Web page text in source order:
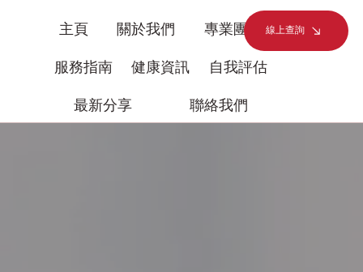
主頁 關於我們 專業團隊
服務指南 健康資訊 自我評估
最新分享 聯絡我們
線上查詢